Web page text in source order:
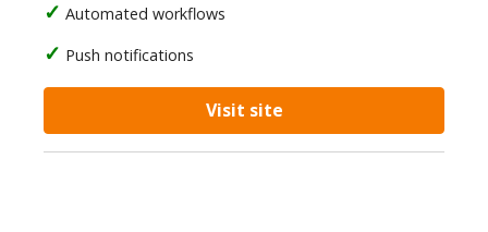
Automated workflows
Push notifications
Visit site